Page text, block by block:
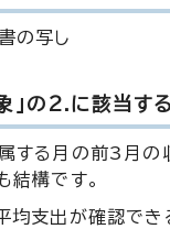
の写し
」の2.に該当す
する月の前3月の
結構です。
均支出が確認でき